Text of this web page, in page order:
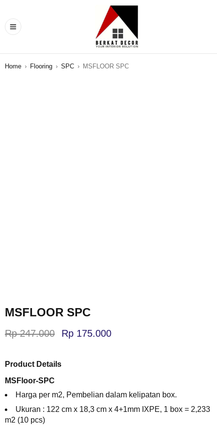
Home › Flooring › SPC › MSFLOOR SPC
MSFLOOR SPC
Rp247.000 Rp 175.000
Product Details
MSFloor-SPC
Harga per m2, Pembelian dalam kelipatan box.
Ukuran : 122 cm x 18,3 cm x 4+1mm IXPE, 1 box = 2,233
m2 (10 pcs)